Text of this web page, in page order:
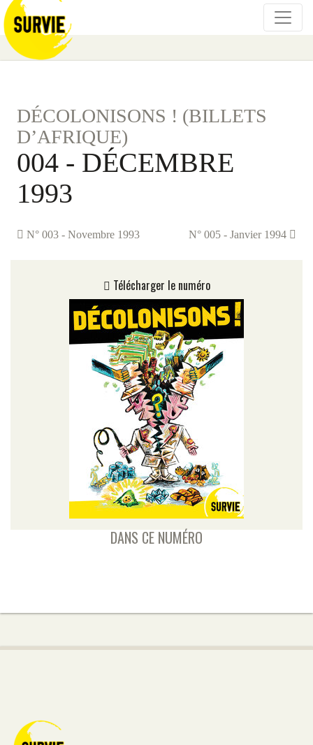
DÉCOLONISONS ! (BILLETS
D’AFRIQUE)
004 - DÉCEMBRE
1993
N° 003 - Novembre 1993 N° 005 - Janvier 1994
Télécharger le numéro
DANS CE NUMÉRO